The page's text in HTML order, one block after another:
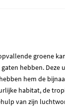
groene
hebben.
hem de
habitat, de
van zijn